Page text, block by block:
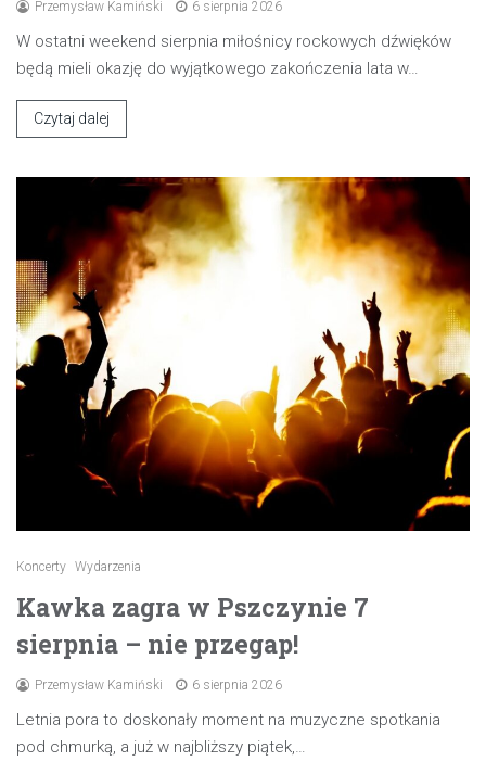
Przemysław Kamiński 6 sierpnia 2026
W ostatni weekend sierpnia miłośnicy rockowych dźwięków
będą mieli okazję do wyjątkowego zakończenia lata w…
Czytaj dalej
Koncerty Wydarzenia
Kawka zagra w Pszczynie 7
sierpnia – nie przegap!
Przemysław Kamiński 6 sierpnia 2026
Letnia pora to doskonały moment na muzyczne spotkania
pod chmurką, a już w najbliższy piątek,…